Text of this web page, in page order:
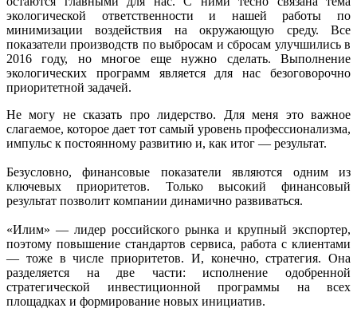
экологической ответственности и нашей работы по
минимизации воздействия на окружающую среду. Все
показатели производств по выбросам и сбросам улучшились в
2016 году, но многое еще нужно сделать. Выполнение
экологических программ является для нас безоговорочно
приоритетной задачей.
Не могу не сказать про лидерство. Для меня это важное
слагаемое, которое дает тот самый уровень профессионализма,
импульс к постоянному развитию и, как итог — результат.
Безусловно, финансовые показатели являются одним из
ключевых приоритетов. Только высокий финансовый
результат позволит компании динамично развиваться.
«Илим» — лидер российского рынка и крупный экспортер,
поэтому повышение стандартов сервиса, работа с клиентами
— тоже в числе приоритетов. И, конечно, стратегия. Она
разделяется на две части: исполнение одобренной
стратегической инвестиционной программы на всех
площадках и формирование новых инициатив.